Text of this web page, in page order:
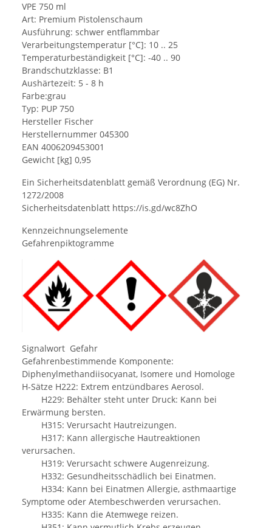
VPE 750 ml
Art: Premium Pistolenschaum
Ausführung: schwer entflammbar
Verarbeitungstemperatur [°C]: 10 .. 25
Temperaturbeständigkeit [°C]: -40 .. 90
Brandschutzklasse: B1
Aushärtezeit: 5 - 8 h
Farbe:grau
Typ: PUP 750
Hersteller Fischer
Herstellernummer 045300
EAN 4006209453001
Gewicht [kg] 0,95
Ein Sicherheitsdatenblatt gemäß Verordnung (EG) Nr.
1272/2008
Sicherheitsdatenblatt https://is.gd/wc8ZhO
Kennzeichnungselemente
Gefahrenpiktogramme
Signalwort Gefahr
Gefahrenbestimmende Komponente:
Diphenylmethandiisocyanat, Isomere und Homologe
H-Sätze H222: Extrem entzündbares Aerosol.
H229: Behälter steht unter Druck: Kann bei
Erwärmung bersten.
H315: Verursacht Hautreizungen.
H317: Kann allergische Hautreaktionen
verursachen.
H319: Verursacht schwere Augenreizung.
H332: Gesundheitsschädlich bei Einatmen.
H334: Kann bei Einatmen Allergie, asthmaartige
Symptome oder Atembeschwerden verursachen.
H335: Kann die Atemwege reizen.